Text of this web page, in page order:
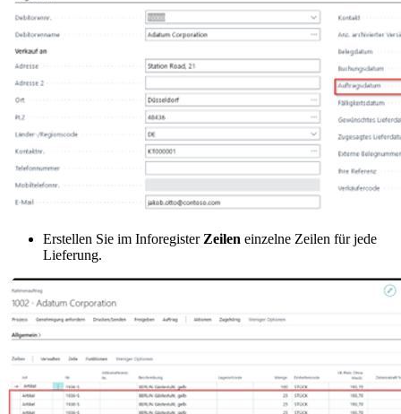
Erstellen Sie im Inforegister Zeilen einzelne Zeilen für jede
Lieferung.